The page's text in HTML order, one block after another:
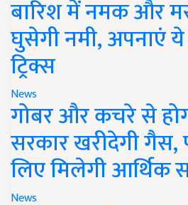
बारिश में नमक और
घुसेगी नमी, अपनाएं
ट्रिक्स
News
गोबर और कचरे से
सरकार खरीदेगी गैस,
लिए मिलेगी आर्थिक
News